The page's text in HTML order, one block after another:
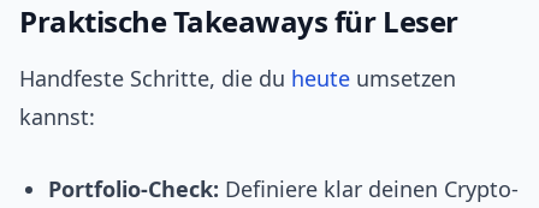
Praktische Takeaways für Leser
Handfeste Schritte, die du heute umsetzen
kannst:
Portfolio-Check: Definiere klar deinen Crypto-